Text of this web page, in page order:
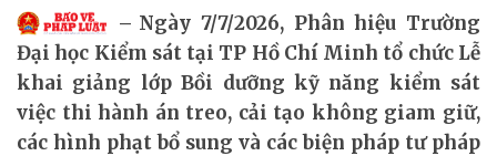
Ngày 7/7/2026, Phân hiệu Trường
Đại học Kiểm sát tại TP Hồ Chí Minh tổ chức Lễ
khai giảng lớp Bồi dưỡng kỹ năng kiểm sát
việc thi hành án treo, cải tạo không giam giữ,
các hình phạt bổ sung và các biện pháp tư pháp